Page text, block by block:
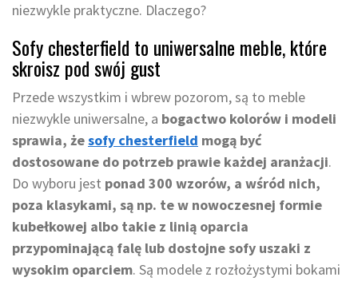
niezwykle praktyczne. Dlaczego?
Sofy chesterfield to uniwersalne meble, które
skroisz pod swój gust
Przede wszystkim i wbrew pozorom, są to meble
niezwykle uniwersalne, a bogactwo kolorów i modeli
sprawia, żesofy chesterfield mogą być
dostosowane do potrzeb prawie każdej aranżacji.
Do wyboru jest ponad 300 wzorów, a wśród nich,
poza klasykami, są np. te w nowoczesnej formie
kubełkowej albo takie z linią oparcia
przypominającą falę lub dostojne sofy uszaki z
wysokim oparciem. Są modele z rozłożystymi bokami